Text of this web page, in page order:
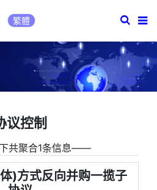
繁體
议控制
共聚合1条信息――
)方式反向并购一揽子